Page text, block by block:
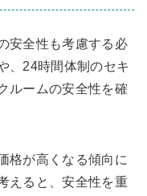
安全性も考慮する必
、24時間体制のセキ
ルームの安全性を確
格が高くなる傾向に
えると、安全性を重